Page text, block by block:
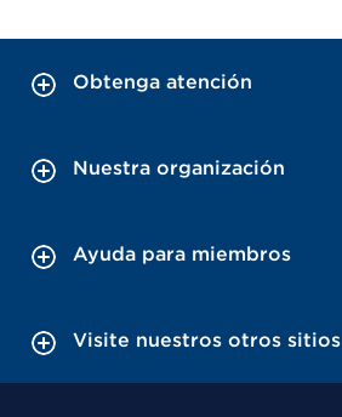
Obtenga atención
Nuestra organización
Ayuda para miembros
Visite nuestros otros sitios